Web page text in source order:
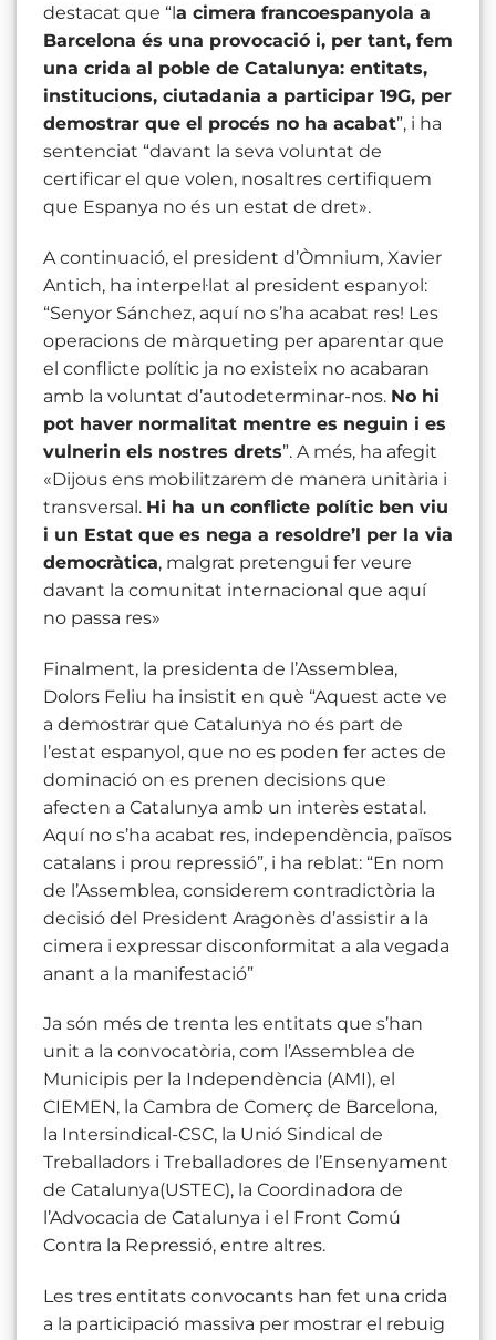
destacat que “la cimera francoespanyola a
Barcelona és una provocació i, per tant, fem
una crida al poble de Catalunya: entitats,
institucions, ciutadania a participar 19G, per
demostrar que el procés no ha acabat”, i ha
sentenciat “davant la seva voluntat de
certificar el que volen, nosaltres certifiquem
que Espanya no és un estat de dret».
A continuació, el president d’Òmnium, Xavier
Antich, ha interpel·lat al president espanyol:
“Senyor Sánchez, aquí no s’ha acabat res! Les
operacions de màrqueting per aparentar que
el conflicte polític ja no existeix no acabaran
amb la voluntat d’autodeterminar-nos. No hi
pot haver normalitat mentre es neguin i es
vulnerin els nostres drets”. A més, ha afegit
«Dijous ens mobilitzarem de manera unitària i
transversal. Hi ha un conflicte polític ben viu
i un Estat que es nega a resoldre’l per la via
democràtica, malgrat pretengui fer veure
davant la comunitat internacional que aquí
no passa res»
Finalment, la presidenta de l’Assemblea,
Dolors Feliu ha insistit en què “Aquest acte ve
a demostrar que Catalunya no és part de
l’estat espanyol, que no es poden fer actes de
dominació on es prenen decisions que
afecten a Catalunya amb un interès estatal.
Aquí no s’ha acabat res, independència, països
catalans i prou repressió”, i ha reblat: “En nom
de l’Assemblea, considerem contradictòria la
decisió del President Aragonès d’assistir a la
cimera i expressar disconformitat a ala vegada
anant a la manifestació”
Ja són més de trenta les entitats que s’han
unit a la convocatòria, com l’Assemblea de
Municipis per la Independència (AMI), el
CIEMEN, la Cambra de Comerç de Barcelona,
la Intersindical-CSC, la Unió Sindical de
Treballadors i Treballadores de l’Ensenyament
de Catalunya(USTEC), la Coordinadora de
l’Advocacia de Catalunya i el Front Comú
Contra la Repressió, entre altres.
Les tres entitats convocants han fet una crida
a la participació massiva per mostrar el rebuig